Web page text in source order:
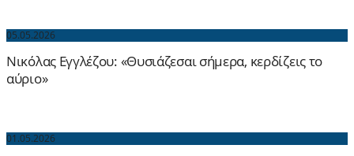
05.05.2026
Νικόλας Εγγλέζου: «Θυσιάζεσαι σήμερα, κερδίζεις το
αύριο»
01.05.2026